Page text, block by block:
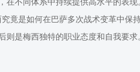
不同体系中持续提供高水平的表现
竟是如何在巴萨多次战术变革中保
是梅西独特的职业态度和自我要